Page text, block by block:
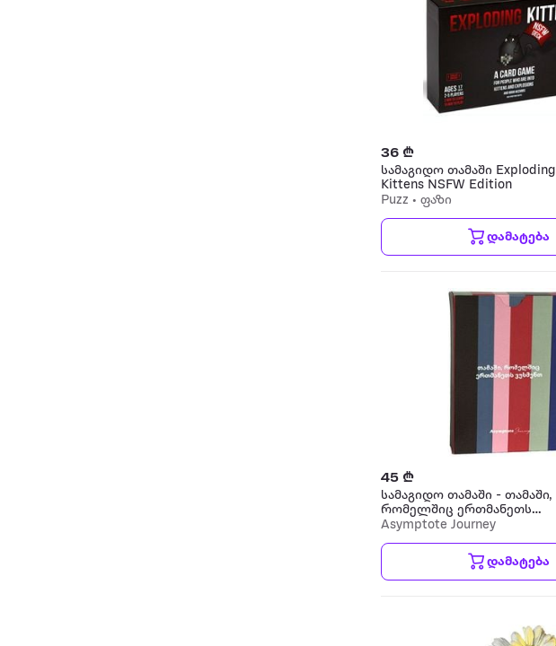
36 ₾
სამაგიდო თამაში Exploding
Kittens NSFW Edition
Puzz • ფაზი
დამატება
45 ₾
სამაგიდო თამაში - თამაში,
რომელშიც ერთმანეთს
ვუსმენთ
Asymptote Journey
დამატება